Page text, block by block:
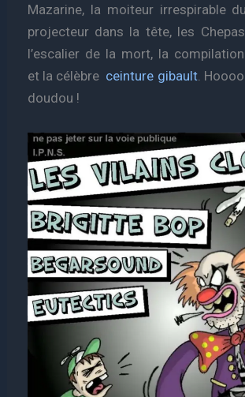
Mazarine, la moiteur irrespirable
projecteur dans la tête, les
l’escalier de la mort, la
et la célèbre ceinture gibault.
doudou !